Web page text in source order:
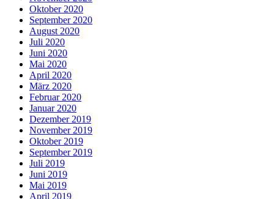
Oktober 2020
September 2020
August 2020
Juli 2020
Juni 2020
Mai 2020
April 2020
März 2020
Februar 2020
Januar 2020
Dezember 2019
November 2019
Oktober 2019
September 2019
Juli 2019
Juni 2019
Mai 2019
April 2019